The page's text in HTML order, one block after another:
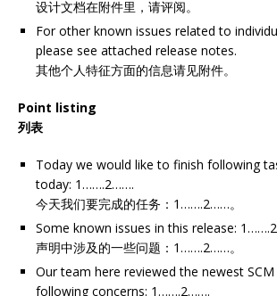
设计文档在附件里，请评阅。
For other known issues related to
please see attached release notes.
其他个人特征方面的信息请见附件。
Point listing
列表
Today we would like to finish following
today: 1…….2…….
今天我们要完成的任务：1…….2……。
Some known issues in this release:
声明中涉及的一些问题：1…….2……。
Our team here reviewed the newest
following concerns: 1…….2…….